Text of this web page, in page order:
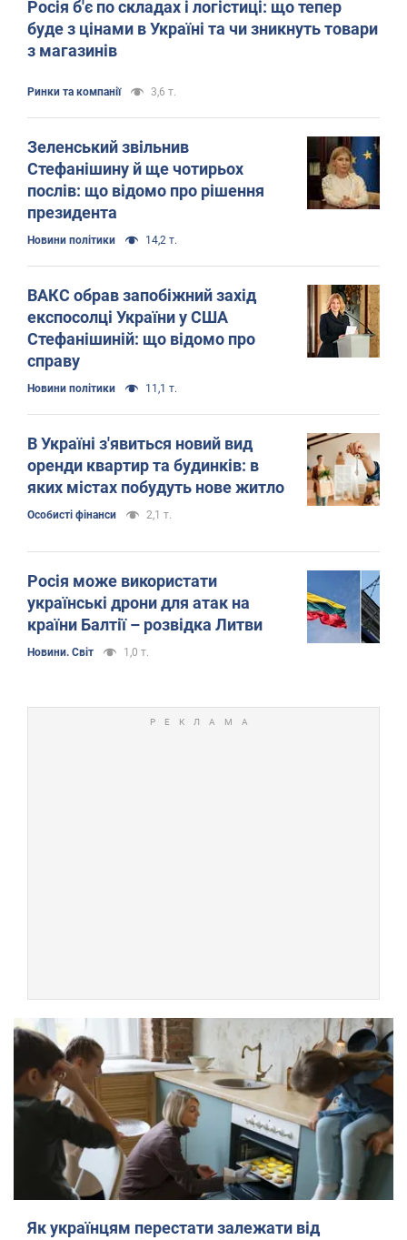
Росія б'є по складах і логістиці: що тепер
буде з цінами в Україні та чи зникнуть товари
з магазинів
Ринки та компанії 3,6 т.
Зеленський звільнив
Стефанішину й ще чотирьох
послів: що відомо про рішення
президента
Новини політики 14,2 т.
ВАКС обрав запобіжний захід
експосолці України у США
Стефанішиній: що відомо про
справу
Новини політики 11,1 т.
В Україні з'явиться новий вид
оренди квартир та будинків: в
яких містах побудуть нове житло
Особисті фінанси 2,1 т.
Росія може використати
українські дрони для атак на
країни Балтії – розвідка Литви
Новини. Світ 1,0 т.
Як українцям перестати залежати від